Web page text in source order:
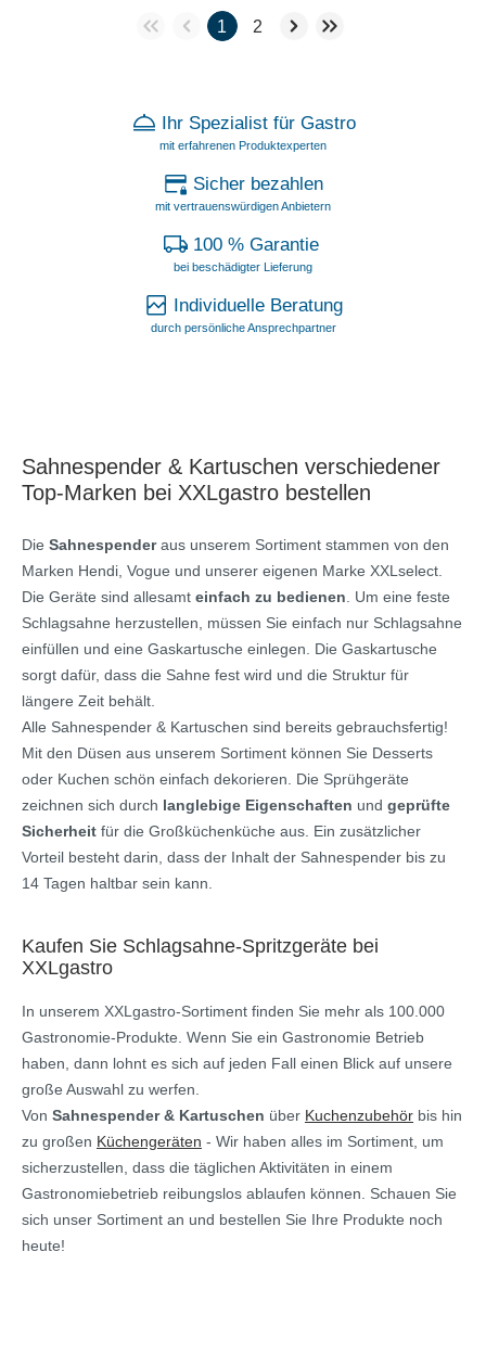
1 2
Ihr Spezialist für Gastro
mit erfahrenen Produktexperten
Sicher bezahlen
mit vertrauenswürdigen Anbietern
100 % Garantie
bei beschädigter Lieferung
Individuelle Beratung
durch persönliche Ansprechpartner
Sahnespender & Kartuschen verschiedener
Top-Marken bei XXLgastro bestellen
Die Sahnespenderaus unserem Sortiment stammen von den
Marken Hendi, Vogue und unserer eigenen Marke XXLselect.
Die Geräte sind allesamt einfach zu bedienen . Um eine feste
Schlagsahne herzustellen, müssen Sie einfach nur Schlagsahne
einfüllen und eine Gaskartusche einlegen. Die Gaskartusche
sorgt dafür, dass die Sahne fest wird und die Struktur für
längere Zeit behält.
Alle Sahnespender & Kartuschen sind bereits gebrauchsfertig!
Mit den Düsen aus unserem Sortiment können Sie Desserts
oder Kuchen schön einfach dekorieren. Die Sprühgeräte
zeichnen sich durch langlebige Eigenschaften und geprüfte
Sicherheit für die Großküchenküche aus. Ein zusätzlicher
Vorteil besteht darin, dass der Inhalt der Sahnespender bis zu
14 Tagen haltbar sein kann.
Kaufen Sie Schlagsahne-Spritzgeräte bei
XXLgastro
In unserem XXLgastro-Sortiment finden Sie mehr als 100.000
Gastronomie-Produkte. Wenn Sie ein Gastronomie Betrieb
haben, dann lohnt es sich auf jeden Fall einen Blick auf unsere
große Auswahl zu werfen.
Von Sahnespender & Kartuschen über Kuchenzubehör bis hin
zu großen Küchengeräten - Wir haben alles im Sortiment, um
sicherzustellen, dass die täglichen Aktivitäten in einem
Gastronomiebetrieb reibungslos ablaufen können. Schauen Sie
sich unser Sortiment an und bestellen Sie Ihre Produkte noch
heute!